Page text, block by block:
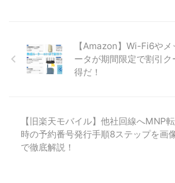
【Amazon】Wi-Fi6や
ータが期間限定で割引
得だ！
【旧楽天モバイル】他社回線へMNP
時の予約番号発行手順8ステップを画
で徹底解説！